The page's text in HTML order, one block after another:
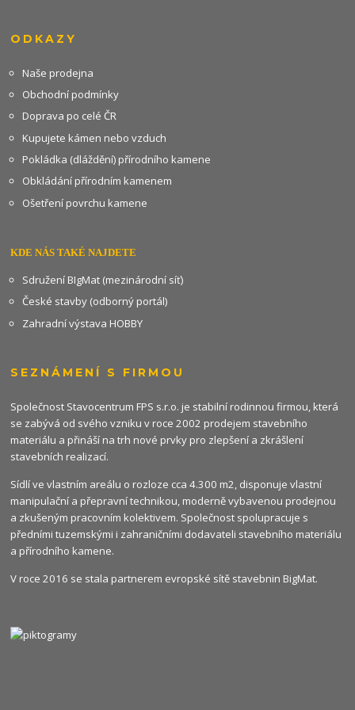
ODKAZY
Naše prodejna
Obchodní podmínky
Doprava po celé ČR
Kupujete kámen nebo vzduch
Pokládka (dláždění) přírodního kamene
Obkládání přírodním kamenem
Ošetření povrchu kamene
KDE NÁS TAKÉ NAJDETE
Sdružení BIgMat (mezinárodní síť)
České stavby (odborný portál)
Zahradní výstava HOBBY
SEZNÁMENÍ S FIRMOU
Společnost Stavocentrum FPS s.r.o. je stabilní rodinnou firmou, která
se zabývá od svého vzniku v roce 2002 prodejem stavebního
materiálu a přináší na trh nové prvky pro zlepšení a zkrášlení
stavebních realizací.
Sídlí ve vlastním areálu o rozloze cca 4.300 m2, disponuje vlastní
manipulační a přepravní technikou, moderně vybavenou prodejnou
a zkušeným pracovním kolektivem. Společnost spolupracuje s
předními tuzemskými i zahraničními dodavateli stavebního materiálu
a přírodního kamene.
V roce 2016 se stala partnerem evropské sítě stavebnin BigMat.